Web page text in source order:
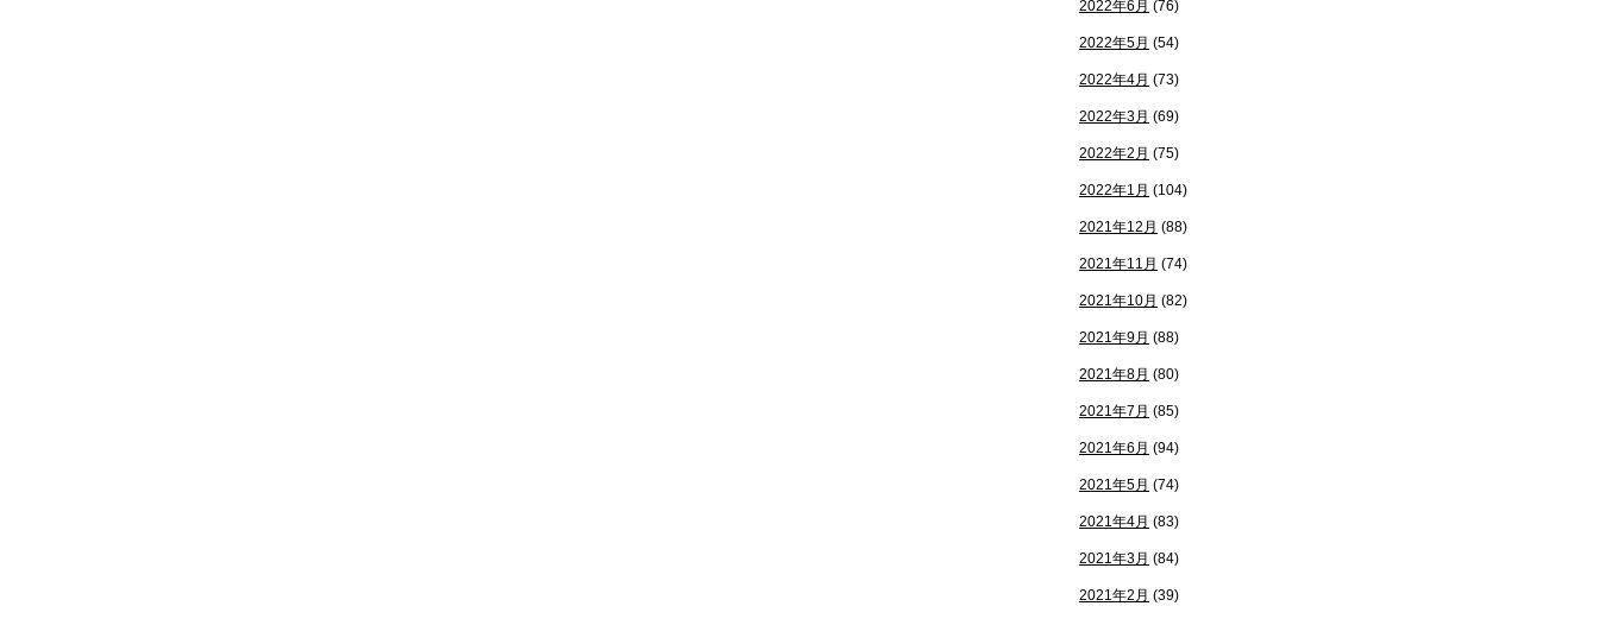
2022年6月 (76)
2022年5月 (54)
2022年4月 (73)
2022年3月 (69)
2022年2月 (75)
2022年1月 (104)
2021年12月 (88)
2021年11月 (74)
2021年10月 (82)
2021年9月 (88)
2021年8月 (80)
2021年7月 (85)
2021年6月 (94)
2021年5月 (74)
2021年4月 (83)
2021年3月 (84)
2021年2月 (39)